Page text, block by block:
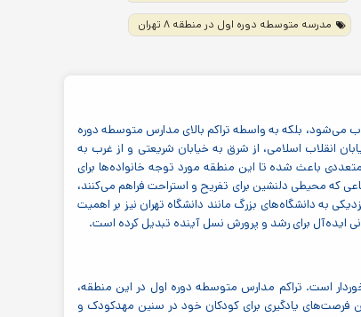
مدرسه متوسطه دوره اول در منطقه ۸ تهران
می‌شود، بلکه به واسطه تراکم بالای مدارس متوسطه دوره
انقلاب اسلامی، از شرق به خیابان شریعتی و از غرب به
باعث شده تا این منطقه مورد توجه خانواده‌ها برای
که محیطی دلنشین برای تفریح و استراحت فراهم می‌کنند،
به دانشگاه‌های بزرگ مانند دانشگاه تهران نیز بر اهمیت
است. تراکم مدارس متوسطه دوره اول در این منطقه،
فرصت‌های یادگیری برای کودکان خود در سنین مهدکودک و